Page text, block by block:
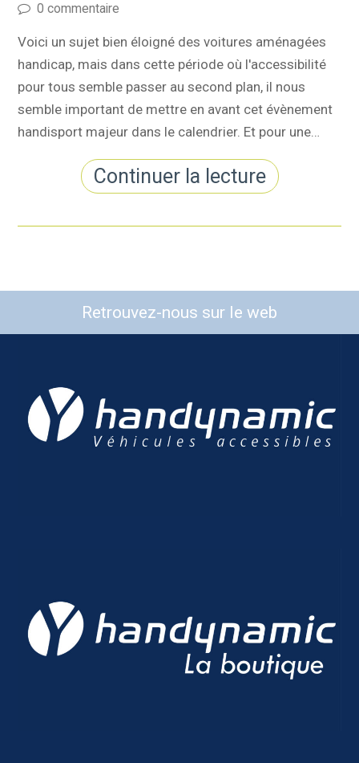
0 commentaire
Voici un sujet bien éloigné des voitures aménagées
handicap, mais dans cette période où l'accessibilité
pour tous semble passer au second plan, il nous
semble important de mettre en avant cet évènement
handisport majeur dans le calendrier. Et pour une…
Continuer la lecture
Retrouvez-nous sur le web